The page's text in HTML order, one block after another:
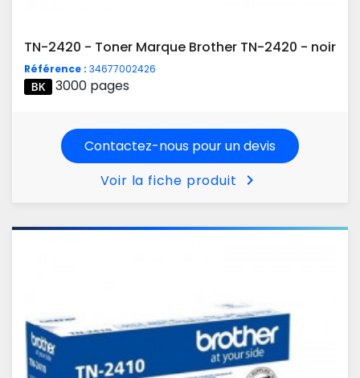
TN-2420 - Toner Marque Brother TN-2420 - noir
Référence : 34677002426
3000 pages
Contactez-nous pour un devis
Voir la fiche produit
chevron_right